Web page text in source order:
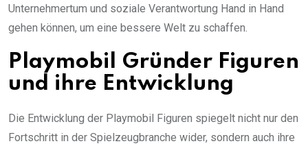
Unternehmertum und soziale Verantwortung Hand in Hand
gehen können, um eine bessere Welt zu schaffen.
Playmobil Gründer Figuren
und ihre Entwicklung
Die Entwicklung der Playmobil Figuren spiegelt nicht nur den
Fortschritt in der Spielzeugbranche wider, sondern auch ihre